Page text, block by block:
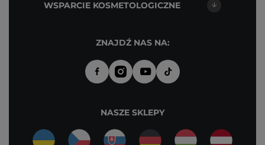
WSPARCIE KOSMETOLOGICZNE
ZNAJDŹ NAS NA:
NASZE SKLEPY